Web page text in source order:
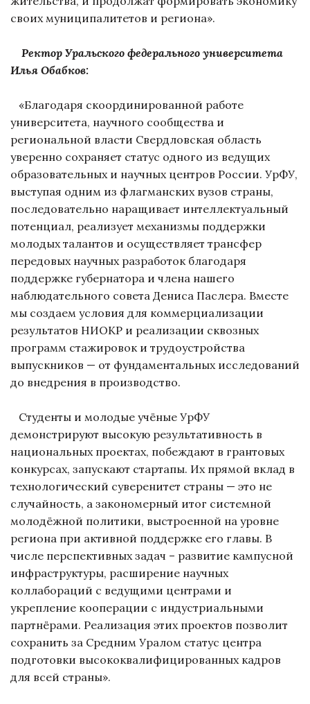
своих муниципалитетов и региона».
Ректор Уральского федерального университета
Илья Обабков:
«Благодаря скоординированной работе
университета, научного сообщества и
региональной власти Свердловская область
уверенно сохраняет статус одного из ведущих
образовательных и научных центров России. УрФУ,
выступая одним из флагманских вузов страны,
последовательно наращивает интеллектуальный
потенциал, реализует механизмы поддержки
молодых талантов и осуществляет трансфер
передовых научных разработок благодаря
поддержке губернатора и члена нашего
наблюдательного совета Дениса Паслера. Вместе
мы создаем условия для коммерциализации
результатов НИОКР и реализации сквозных
программ стажировок и трудоустройства
выпускников — от фундаментальных исследований
до внедрения в производство.
Студенты и молодые учёные УрФУ
демонстрируют высокую результативность в
национальных проектах, побеждают в грантовых
конкурсах, запускают стартапы. Их прямой вклад в
технологический суверенитет страны — это не
случайность, а закономерный итог системной
молодёжной политики, выстроенной на уровне
региона при активной поддержке его главы. В
числе перспективных задач – развитие кампусной
инфраструктуры, расширение научных
коллабораций с ведущими центрами и
укрепление кооперации с индустриальными
партнёрами. Реализация этих проектов позволит
сохранить за Средним Уралом статус центра
подготовки высококвалифицированных кадров
для всей страны».